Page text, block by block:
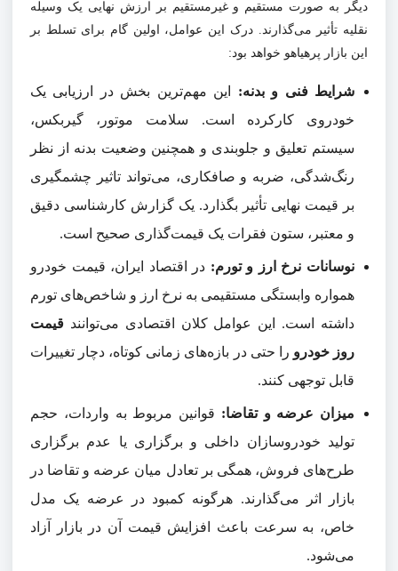
دیگر به صورت مستقیم و غیرمستقیم بر ارزش نهایی یک وسیله
نقلیه تأثیر می‌گذارند. درک این عوامل، اولین گام برای تسلط بر
این بازار پرهیاهو خواهد بود:
شرایط فنی و بدنه: این مهم‌ترین بخش در ارزیابی یک
خودروی کارکرده است. سلامت موتور، گیربکس،
سیستم تعلیق و جلوبندی و همچنین وضعیت بدنه از نظر
رنگ‌شدگی، ضربه و صافکاری، می‌تواند تاثیر چشمگیری
بر قیمت نهایی تأثیر بگذارد. یک گزارش کارشناسی دقیق
و معتبر، ستون فقرات یک قیمت‌گذاری صحیح است.
نوسانات نرخ ارز و تورم: در اقتصاد ایران، قیمت خودرو
همواره وابستگی مستقیمی به نرخ ارز و شاخص‌های تورم
داشته است. این عوامل کلان اقتصادی می‌توانند قیمت
روز خودرو را حتی در بازه‌های زمانی کوتاه، دچار تغییرات
قابل توجهی کنند.
میزان عرضه و تقاضا: قوانین مربوط به واردات، حجم
تولید خودروسازان داخلی و برگزاری یا عدم برگزاری
طرح‌های فروش، همگی بر تعادل میان عرضه و تقاضا در
بازار اثر می‌گذارند. هرگونه کمبود در عرضه یک مدل
خاص، به سرعت باعث افزایش قیمت آن در بازار آزاد
می‌شود.